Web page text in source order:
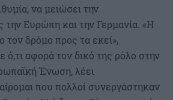
να μειώσει την
Ευρώπη και την Γερμανία. «Η
τον δρόμο προς τα εκεί»,
ό,τι αφορά τον δικό της ρόλο στην
Ένωση, λέει
που πολλοί συνεργάστηκαν